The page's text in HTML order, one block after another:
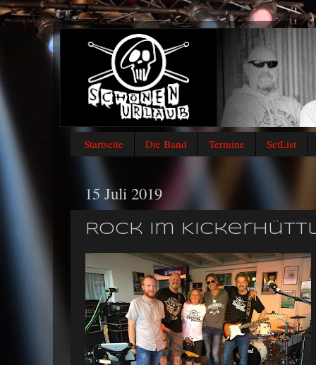
Startseite Die Band Termine SetList
15 Juli 2019
Rock im